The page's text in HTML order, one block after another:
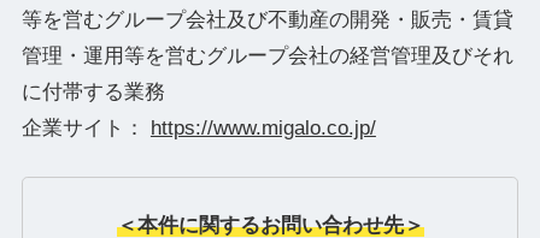
等を営むグループ会社及び不動産の開発・販売・賃貸
管理・運用等を営むグループ会社の経営管理及びそれ
に付帯する業務
企業サイト： https://www.migalo.co.jp/
＜本件に関するお問い合わせ先＞